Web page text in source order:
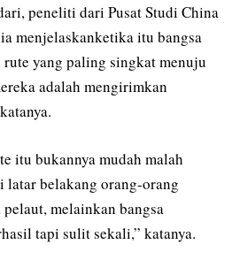
peneliti dari Pusat Studi China
menjelaskanketika itu bangsa
yang paling singkat menuju
adalah mengirimkan
itu bukannya mudah malah
latar belakang orang-orang
melainkan bangsa
tapi sulit sekali,” katanya.